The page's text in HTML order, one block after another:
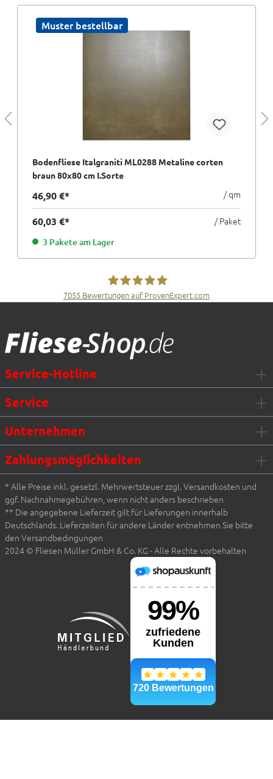
Muster bestellbar
Bodenfliese Italgraniti ML0288 Metaline corten
braun 80x80 cm I.Sorte
46,90 €* / qm
60,03 €* / Paket
3 Pakete am Lager
7055 Bewertungen auf ProvenExpert.com
Service-Hotline
Service
Unternehmen
Zahlungsmöglichkeiten
* Alle Preise inkl. gesetzl. Mehrwertsteuer zzgl. Versandkosten und
ggf. Nachnahmegebühren, wenn nicht anders beschrieben
** Die angegebene Lieferzeit gilt für Lieferungen innerhalb
Deutschlands. Lieferzeiten für andere Länder entnehmen Sie bitte
den Versandbedingungen
2024 © Fliesen Müller GmbH & Co. KG - Alle Rechte vorbehalten